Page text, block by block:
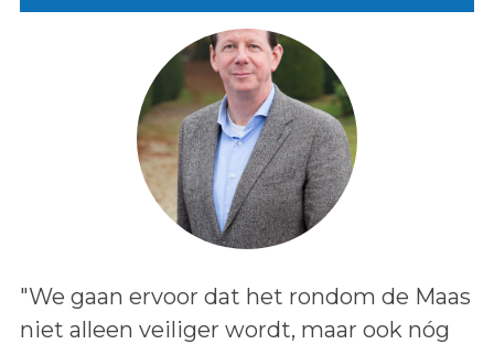
Lees het bericht:
"We gaan ervoor dat het rondom de Maas
niet alleen veiliger wordt, maar ook nóg